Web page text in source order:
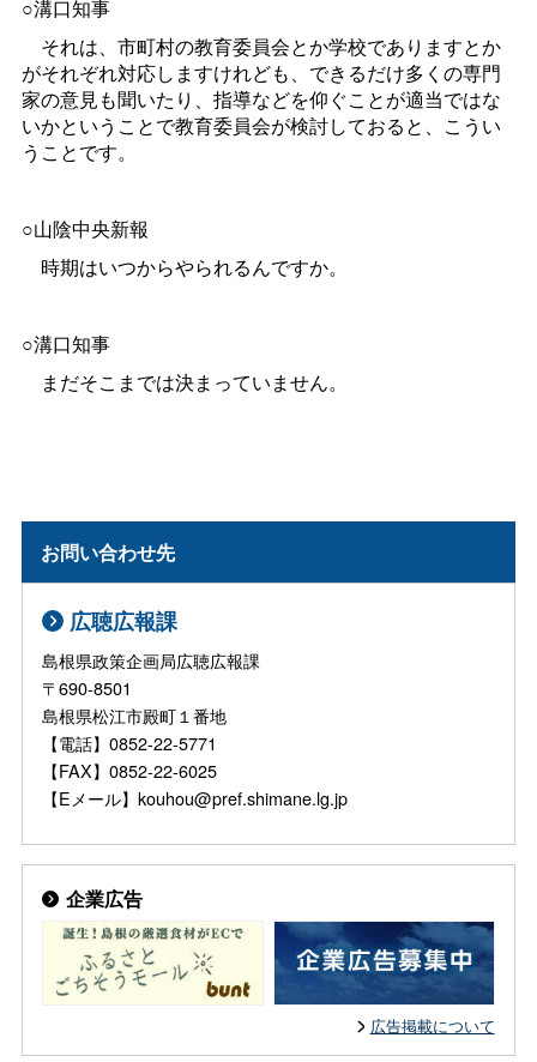
○溝口知事
それは、市町村の教育委員会とか学校でありますとか
がそれぞれ対応しますけれども、できるだけ多くの専門
家の意見も聞いたり、指導などを仰ぐことが適当ではな
いかということで教育委員会が検討しておると、こうい
うことです。
○山陰中央新報
時期はいつからやられるんですか。
○溝口知事
まだそこまでは決まっていません。
お問い合わせ先
広聴広報課
島根県政策企画局広聴広報課
〒690-8501
島根県松江市殿町１番地
【電話】0852-22-5771
【FAX】0852-22-6025
【Eメール】kouhou@pref.shimane.lg.jp
企業広告
広告掲載について